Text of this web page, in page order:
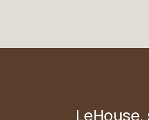
LeHouse,